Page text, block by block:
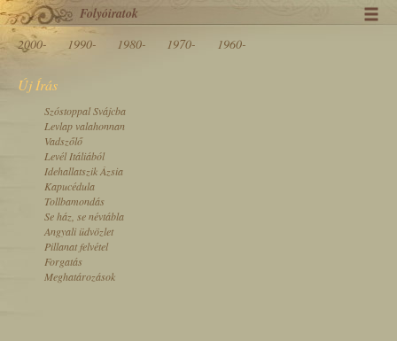
Folyóiratok
2000- 1990- 1980- 1970- 1960-
Új Írás
Szóstoppal Svájcba
Levlap valahonnan
Vadszőlő
Levél Itáliából
Idehallatszik Ázsia
Kapucédula
Tollbamondás
Se ház, se névtábla
Angyali üdvözlet
Pillanat felvétel
Forgatás
Meghatározások